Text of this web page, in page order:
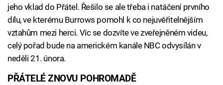
jeho vklad do Přátel. Řešilo se ale třeba i natáčení prvního
dílu, ve kterému Burrows pomohl k co nejuvěřitelnějším
vztahům mezi herci. Víc se dozvíte ve zveřejněném videu,
celý pořad bude na americkém kanále NBC odvysílán v
neděli 21. února.
PŘÁTELÉ ZNOVU POHROMADĚ